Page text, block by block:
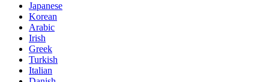
Japanese
Korean
Arabic
Irish
Greek
Turkish
Italian